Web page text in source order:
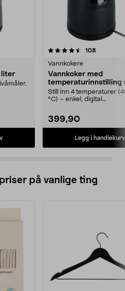
liter
108
Vannkokere
Vannkoker med
temperaturinnstilling
1,5 l
Still inn 4 temperaturer
°C) – enkel, digital
399,90
Legg i handlekurv
4.5 av 5 stjerner
på vanlige ting